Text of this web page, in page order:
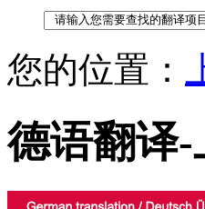
您的位置：
德语翻译